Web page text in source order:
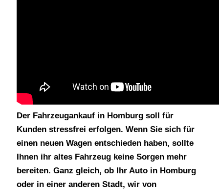
Der Fahrzeugankauf in Homburg soll für
Kunden stressfrei erfolgen. Wenn Sie sich für
einen neuen Wagen entschieden haben, sollte
Ihnen ihr altes Fahrzeug keine Sorgen mehr
bereiten. Ganz gleich, ob Ihr Auto in Homburg
oder in einer anderen Stadt, wir von